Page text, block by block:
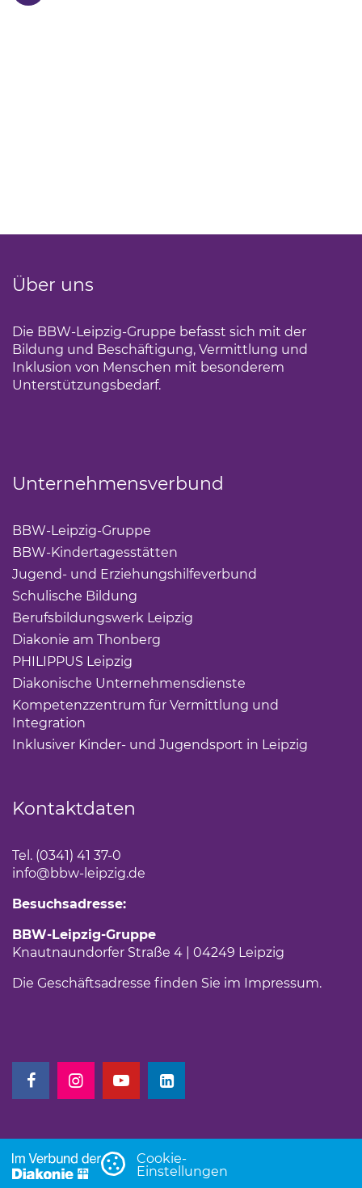
Über uns
Die BBW-Leipzig-Gruppe befasst sich mit der
Bildung und Beschäftigung, Vermittlung und
Inklusion von Menschen mit besonderem
Unterstützungsbedarf.
Unternehmensverbund
BBW-Leipzig-Gruppe
BBW-Kindertagesstätten
Jugend- und Erziehungshilfeverbund
Schulische Bildung
Berufsbildungswerk Leipzig
Diakonie am Thonberg
PHILIPPUS Leipzig
Diakonische Unternehmensdienste
Kompetenzzentrum für Vermittlung und
Integration
Inklusiver Kinder- und Jugendsport in Leipzig
Kontaktdaten
Tel. (0341) 41 37-0
info@bbw-leipzig.de
Besuchsadresse:
BBW-Leipzig-Gruppe
Knautnaundorfer Straße 4 | 04249 Leipzig
Die Geschäftsadresse finden Sie im Impressum.
(Link öffnet einen neuen Tab)
(Link öffnet einen neuen Tab)
(Link öffnet einen neuen Tab)
(Link öffnet einen neuen Tab)
Cookie-
Einstellungen